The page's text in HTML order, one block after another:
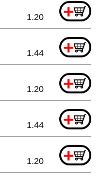
+
1.20
+
1.44
+
1.20
+
1.44
+
1.20